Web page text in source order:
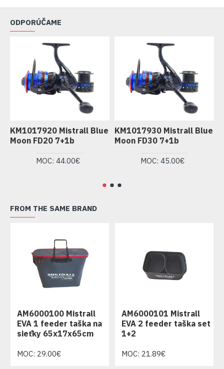
ODPORÚČAME
KM1017920 Mistrall Blue
Moon FD20 7+1b
MOC: 44.00€
KM1017930 Mistrall Blue
Moon FD30 7+1b
MOC: 45.00€
FROM THE SAME BRAND
AM6000100 Mistrall
EVA 1 feeder taška na
sieťky 65x17x65cm
MOC: 29.00€
AM6000101 Mistrall
EVA 2 feeder taška set
1+2
MOC: 21.89€